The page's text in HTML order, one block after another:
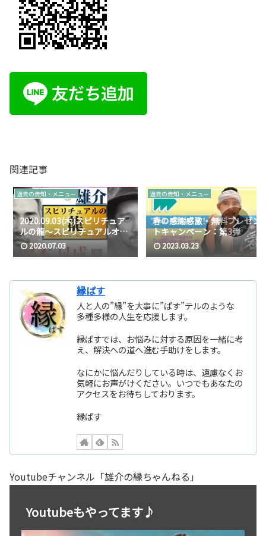
関連記事
過去の告知・メニュー
2020.09.03(木)スピリチュア
ルの龍～スピリチュアルオー
ディション～
2020.07.03
過去の告知・メニュー
春の感謝感激・無料プレゼン
トキャンペーン：第3弾
2023.03.23
縁ぱす
人と人の”縁”を大事に”ぱす”テルのような
多種多様の人生を応援します。
縁ぱすでは、お悩みに対する原因を一緒に考
え、解決への道へ進む手助けをします。
なにかに悩んだりしている時は、遠慮なくお
気軽にお声がけください。いつでもあなたの
アクセスをお待ちしております。
縁ぱす
Youtubeチャンネル「雄介の縁ちゃんねる」
Youtubeもやってます♪